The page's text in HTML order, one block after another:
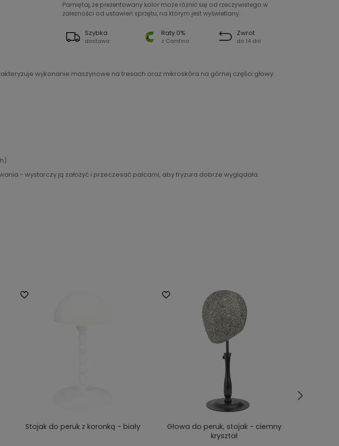
Pamiętaj, że prezentowany kolor może różnić się od rzeczywistego w
zależności od ustawień sprzętu, na którym jest wyświetlany.
Szybka
dostawa
Raty 0%
z Comfino
Zwrot
do 14 dni
wykonanie maszynowe na tresach oraz mikroskóra na górnej części głowy.
- wystarczy ją założyć i przeczesać palcami, aby fryzura dobrze wyglądała.
Stojak do peruk z koronką - biały
Głowa do peruk, stojak - ciemny
kryształ